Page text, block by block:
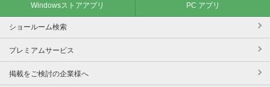
Windowsストアアプリ PC アプリ
ショールーム検索
プレミアムサービス
掲載をご検討の企業様へ